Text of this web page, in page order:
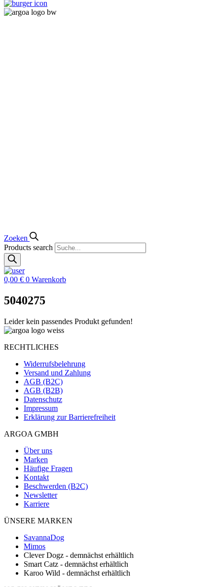
Zoeken
Products search
0,00 € 0 Warenkorb
5040275
Leider kein passendes Produkt gefunden!
RECHTLICHES
Widerrufsbelehrung
Versand und Zahlung
AGB (B2C)
AGB (B2B)
Datenschutz
Impressum
Erklärung zur Barrierefreiheit
ARGOA GMBH
Über uns
Marken
Häufige Fragen
Kontakt
Beschwerden (B2C)
Newsletter
Karriere
ÜNSERE MARKEN
SavannaDog
Mimos
Clever Dogz - demnächst erhältlich
Smart Catz - demnächst erhältlich
Karoo Wild - demnächst erhältlich